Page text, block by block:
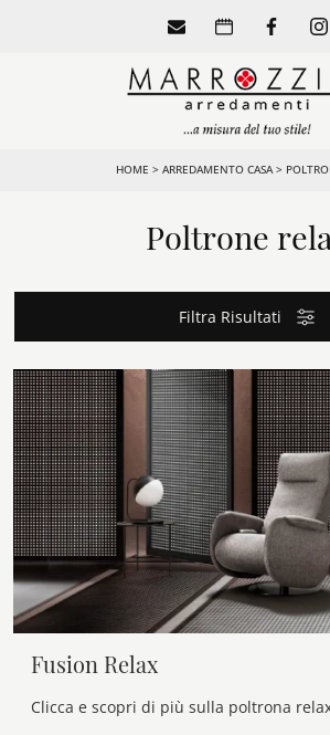
HOME > ARREDAMENTO CASA >
Poltrone
Filtra Risultati
Fusion Relax